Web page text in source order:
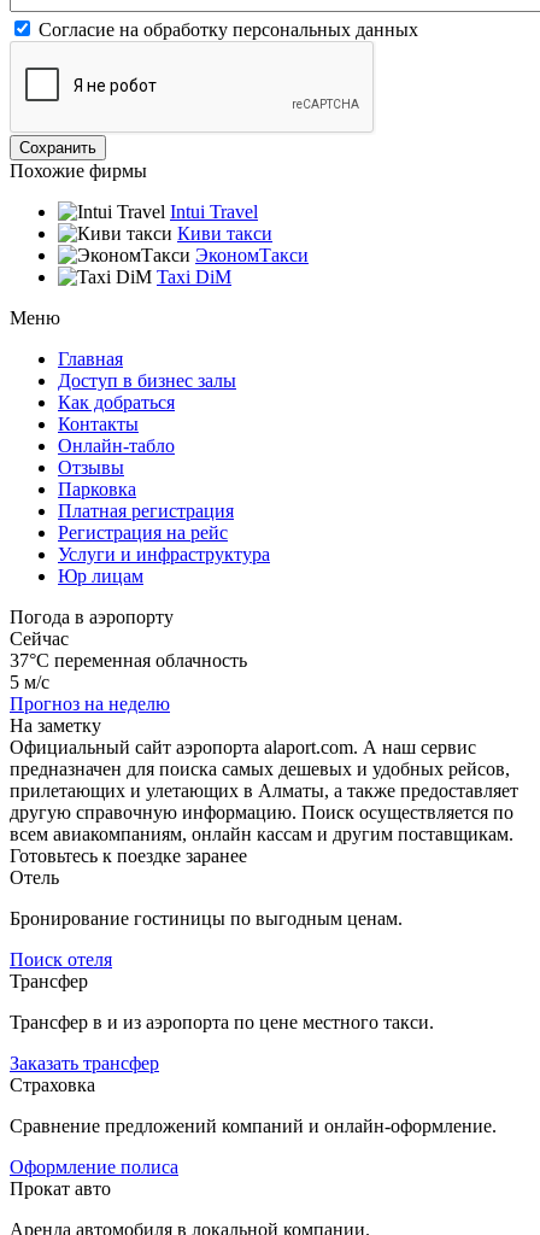
Согласие на обработку персональных данных
Похожие фирмы
Intui Travel
Киви такси
ЭкономТакси
Taxi DiM
Меню
Главная
Доступ в бизнес залы
Как добраться
Контакты
Онлайн-табло
Отзывы
Парковка
Платная регистрация
Регистрация на рейс
Услуги и инфраструктура
Юр лицам
Погода в аэропорту
Сейчас
37°C переменная облачность
5 м/с
Прогноз на неделю
На заметку
Официальный сайт аэропорта alaport.com. А наш сервис
предназначен для поиска самых дешевых и удобных рейсов,
прилетающих и улетающих в Алматы, а также предоставляет
другую справочную информацию. Поиск осуществляется по
всем авиакомпаниям, онлайн кассам и другим поставщикам.
Готовьтесь к поездке заранее
Отель
Бронирование гостиницы по выгодным ценам.
Поиск отеля
Трансфер
Трансфер в и из аэропорта по цене местного такси.
Заказать трансфер
Страховка
Сравнение предложений компаний и онлайн-оформление.
Оформление полиса
Прокат авто
Аренда автомобиля в локальной компании.